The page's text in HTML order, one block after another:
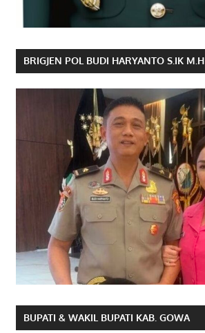
BRIGJEN POL BUDI HARYANTO S.IK M.H
BUPATI & WAKIL BUPATI KAB. GOWA